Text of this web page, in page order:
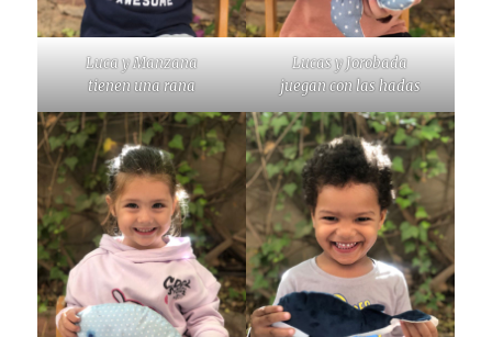
Luca y Manzana
tienen una rana
Lucas y Jorobada
juegan con las hadas